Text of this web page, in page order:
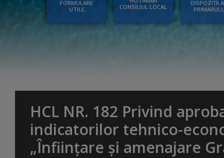
FORMULARE
UTILE
CONSILIUL LOCAL
DISPOZIȚII
HCL NR. 182 Privind
indicatorilor tehnico-
„Înființare și amenajare